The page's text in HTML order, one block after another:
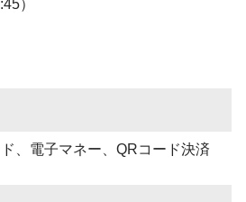
）
、電子マネー、QRコード決済